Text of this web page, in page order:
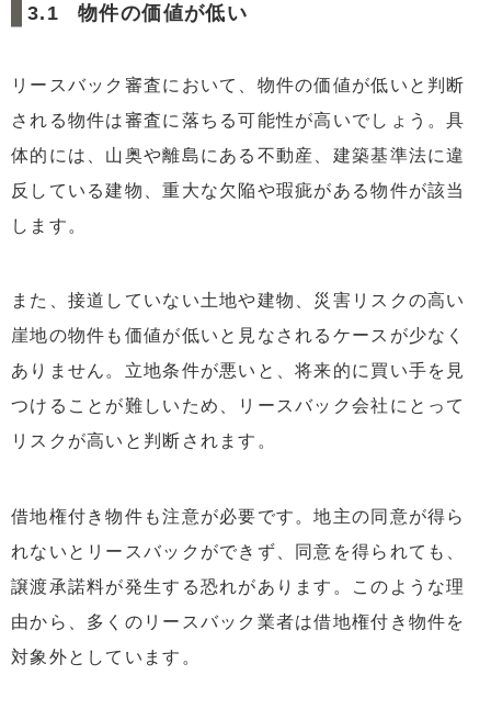
物件の価値が低い
リースバック審査において、物件の価値が低いと判断
される物件は審査に落ちる可能性が高いでしょう。具
体的には、山奥や離島にある不動産、建築基準法に違
反している建物、重大な欠陥や瑕疵がある物件が該当
します。
また、接道していない土地や建物、災害リスクの高い
崖地の物件も価値が低いと見なされるケースが少なく
ありません。立地条件が悪いと、将来的に買い手を見
つけることが難しいため、リースバック会社にとって
リスクが高いと判断されます。
借地権付き物件も注意が必要です。地主の同意が得ら
れないとリースバックができず、同意を得られても、
譲渡承諾料が発生する恐れがあります。このような理
由から、多くのリースバック業者は借地権付き物件を
対象外としています。